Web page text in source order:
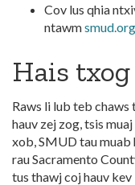
Cov lus qhia
ntawm
Hais
Raws li lub teb
hauv zej zog, tsis
xob, SMUD tau muab
rau Sacramento
tus thawj coj hauv